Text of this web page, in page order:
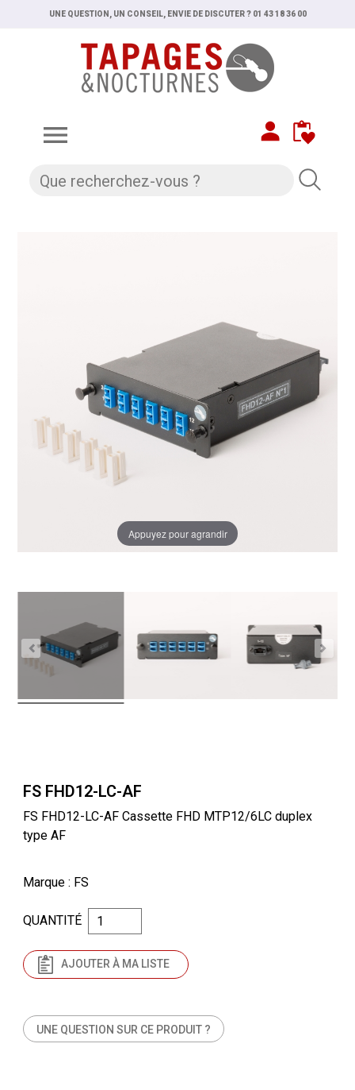
UNE QUESTION, UN CONSEIL, ENVIE DE DISCUTER ? 01 43 18 36 00

Appuyez pour agrandir
FS FHD12-LC-AF
FS FHD12-LC-AF Cassette FHD MTP12/6LC duplex
type AF
Marque : FS
UNE QUESTION SUR CE PRODUIT ?
QUANTITÉ
AJOUTER À MA LISTE